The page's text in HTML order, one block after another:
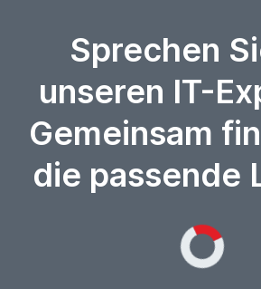
Sprechen
unseren IT-
Gemeinsam
die passende